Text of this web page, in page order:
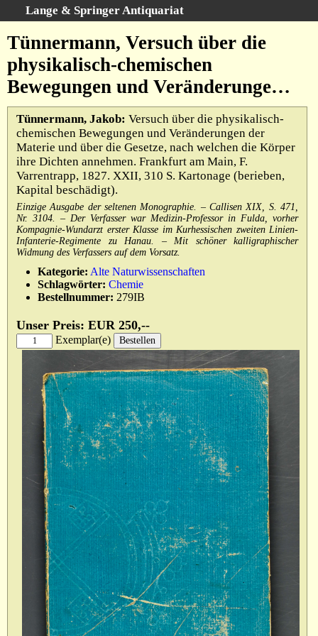
Lange & Springer Antiquariat
Startseite
Erweiterte Suche
Kategorien
Schlagwörter
Gesamtbestand
Warenkorb
Ankauf
AGB
Widerruf
Datenschutz
Impressum
Tünnermann, Versuch über die
physikalisch-chemischen
Bewegungen und Veränderunge…
Tünnermann, Jakob: Versuch über die physikalisch-
chemischen Bewegungen und Veränderungen der
Materie und über die Gesetze, nach welchen die Körper
ihre Dichten annehmen. Frankfurt am Main, F.
Varrentrapp, 1827. XXII, 310 S. Kartonage (berieben,
Kapital beschädigt).
Einzige Ausgabe der seltenen Monographie. – Callisen XIX, S. 471,
Nr. 3104. – Der Verfasser war Medizin-Professor in Fulda, vorher
Kompagnie-Wundarzt erster Klasse im Kurhessischen zweiten Linien-
Infanterie-Regimente zu Hanau. – Mit schöner kalligraphischer
Widmung des Verfassers auf dem Vorsatz.
Kategorie: Alte Naturwissenschaften
Schlagwörter: Chemie
Bestellnummer: 279IB
Unser Preis: EUR 250,--
Exemplar(e)